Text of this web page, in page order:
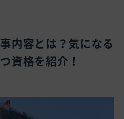
内容とは？気になる
資格を紹介！